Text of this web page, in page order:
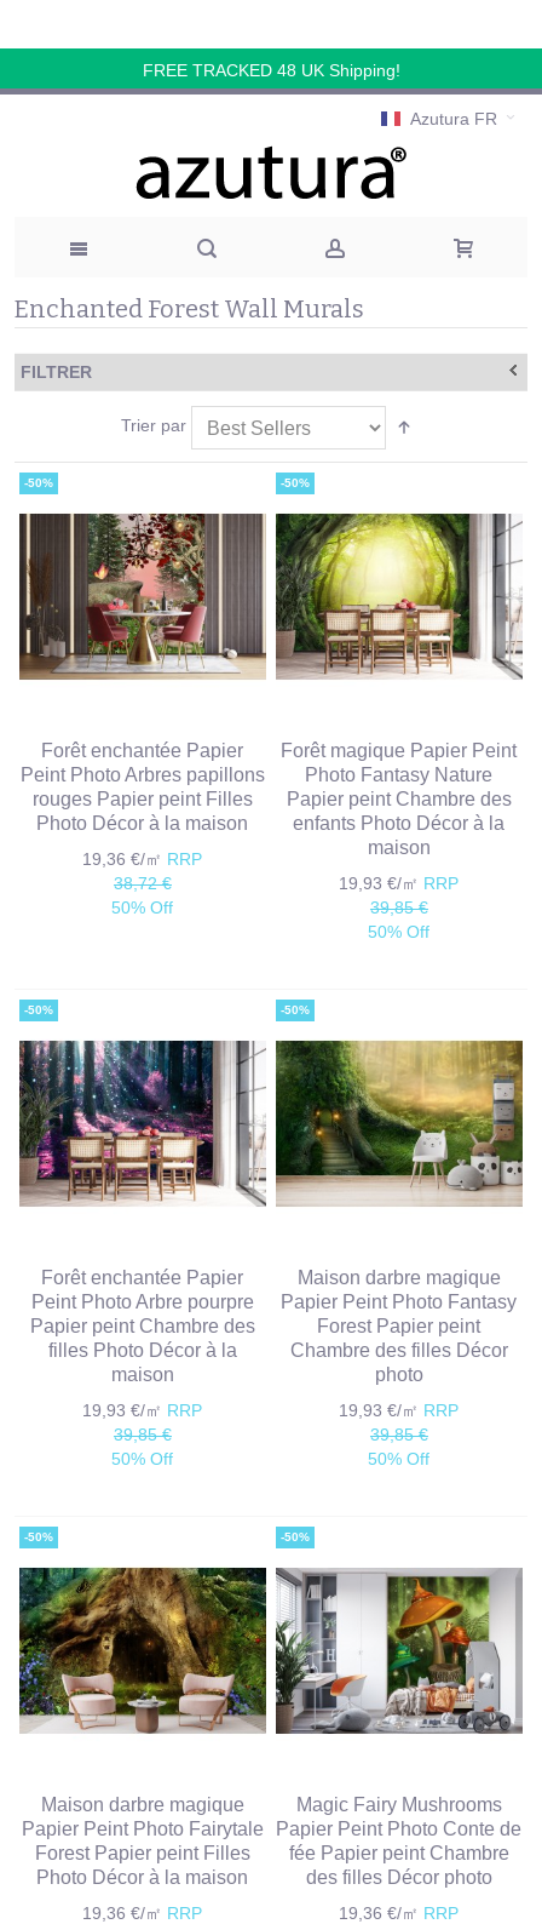
FREE TRACKED 48 UK Shipping!
Azutura FR
Enchanted Forest Wall Murals
FILTRER
Trier par
-50%
Forêt enchantée Papier
Peint Photo Arbres papillons
rouges Papier peint Filles
Photo Décor à la maison
19,36 €/㎡ RRP
38,72 €
50% Off
-50%
Forêt magique Papier Peint
Photo Fantasy Nature
Papier peint Chambre des
enfants Photo Décor à la
maison
19,93 €/㎡ RRP
39,85 €
50% Off
-50%
Forêt enchantée Papier
Peint Photo Arbre pourpre
Papier peint Chambre des
filles Photo Décor à la
maison
19,93 €/㎡ RRP
39,85 €
50% Off
-50%
Maison darbre magique
Papier Peint Photo Fantasy
Forest Papier peint
Chambre des filles Décor
photo
19,93 €/㎡ RRP
39,85 €
50% Off
-50%
Maison darbre magique
Papier Peint Photo Fairytale
Forest Papier peint Filles
Photo Décor à la maison
19,36 €/㎡ RRP
-50%
Magic Fairy Mushrooms
Papier Peint Photo Conte de
fée Papier peint Chambre
des filles Décor photo
19,36 €/㎡ RRP